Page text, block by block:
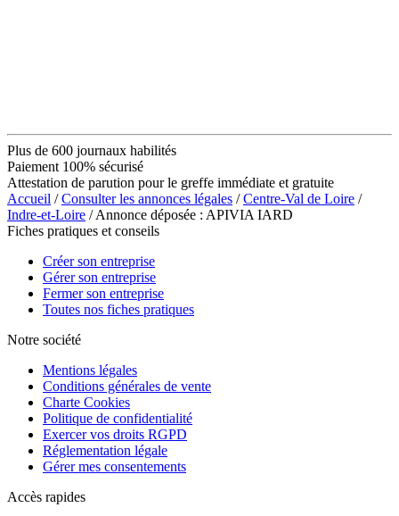
Plus de 600 journaux habilités
Paiement 100% sécurisé
Attestation de parution pour le greffe immédiate et gratuite
Accueil /Consulter les annonces légales /Centre-Val de Loire /
Indre-et-Loire / Annonce déposée : APIVIA IARD
Fiches pratiques et conseils
Créer son entreprise
Gérer son entreprise
Fermer son entreprise
Toutes nos fiches pratiques
Notre société
Mentions légales
Conditions générales de vente
Charte Cookies
Politique de confidentialité
Exercer vos droits RGPD
Réglementation légale
Gérer mes consentements
Accès rapides